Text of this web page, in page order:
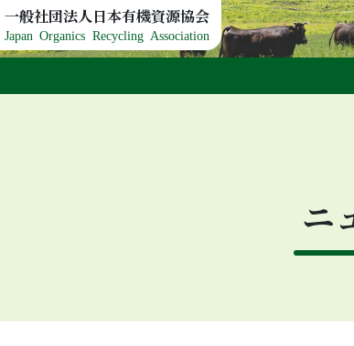
一般社団法人日本有機資源協会
Japan Organics Recycling Association
ニ